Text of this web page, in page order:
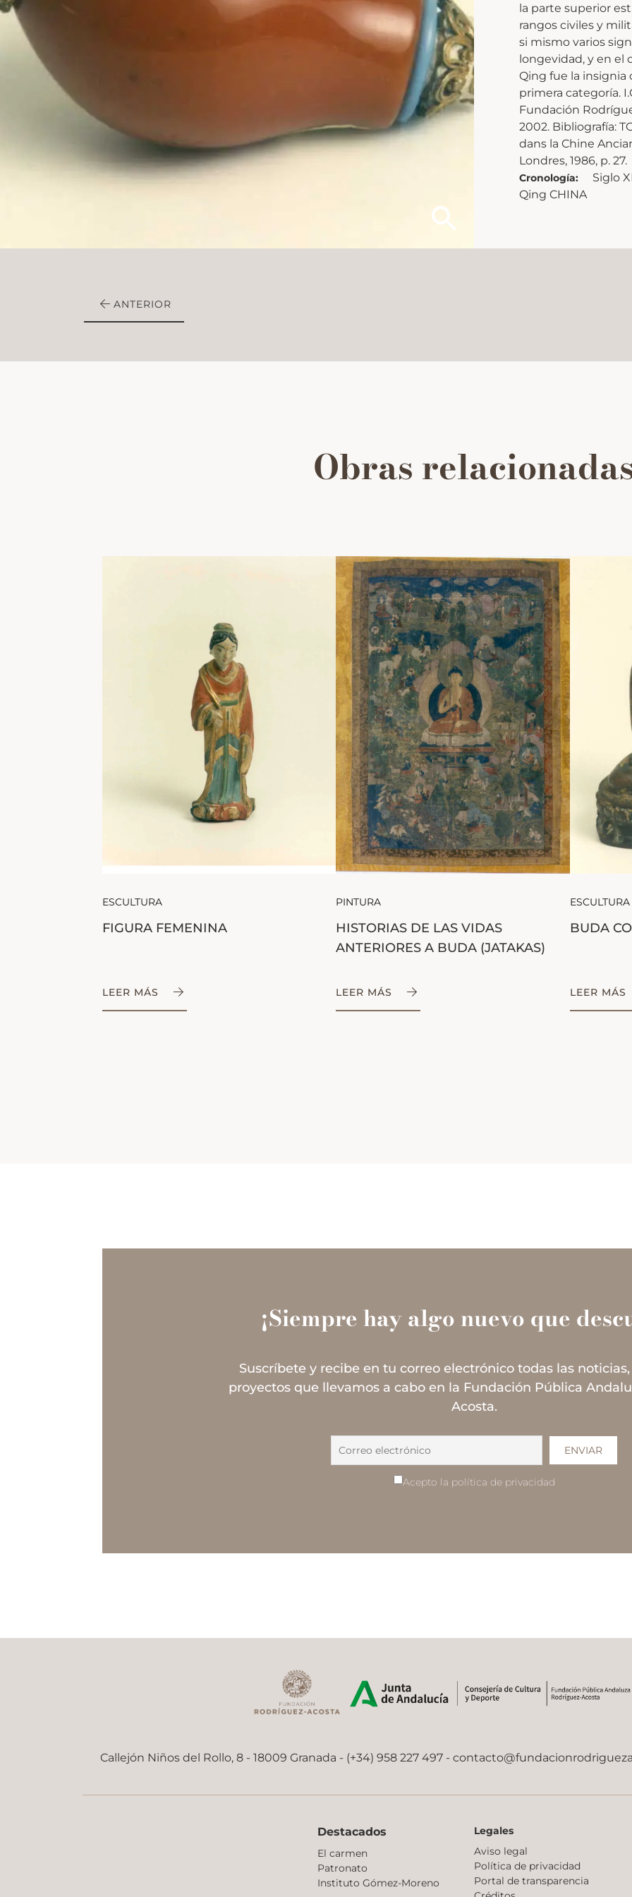
la parte superior
rangos civiles y
si mismo varios
longevidad, y en el
Qing fue la insignia
primera categoría.
Fundación
2002. Bibliografía:
dans la Chine
Londres, 1986, p. 27.
Cronología:
Siglo
Qing CHINA
ANTERIOR
Obras
LEER MÁS
ESCULTURA
FIGURA FEMENINA
LEER MÁS
PINTURA
HISTORIAS DE LAS VIDAS
ANTERIORES A BUDA (JATAKAS)
LEER MÁS
ESCULTURA
BUDA
¡Siempre hay algo nuevo que
Suscríbete y recibe en tu correo electrónico todas las
proyectos que llevamos a cabo en la Fundación Pública
Acosta.
Acepto la política de privacidad
Callejón Niños del Rollo, 8 - 18009 Granada - (+34) 958 227 497 -
Destacados
El carmen
Patronato
Instituto Gómez-Moreno
Legales
Aviso legal
Política de privacidad
Portal de transparencia